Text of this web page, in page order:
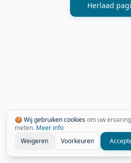
🍪 Wij gebruiken cookiesom uw
meten. Meer info
Weigeren
Voorkeuren
Herlaad